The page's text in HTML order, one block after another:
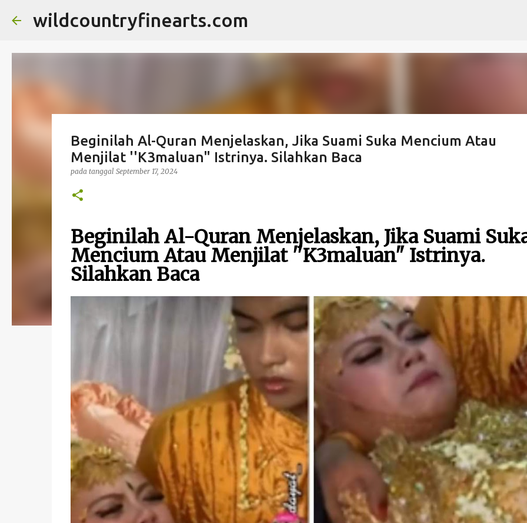
wildcountryfinearts.com
Beginilah Al-Quran Menjelaskan, Jika Suami Suka Mencium Atau
Menjilat ''K3maluan" Istrinya. Silahkan Baca
pada tanggal September 17, 2024
Beginilah Al-Quran Menjelaskan, Jika Suami
Mencium Atau Menjilat ''K3maluan" Istrinya.
Silahkan Baca